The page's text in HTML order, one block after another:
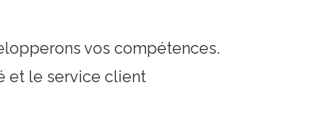
vos compétences.
et le service client